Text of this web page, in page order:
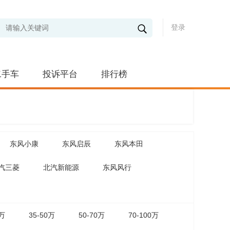
登录
车 投诉平台 排行榜
东风小康 东风启辰 东风本田
三菱 北汽新能源 东风风行
35-50万 50-70万 70-100万